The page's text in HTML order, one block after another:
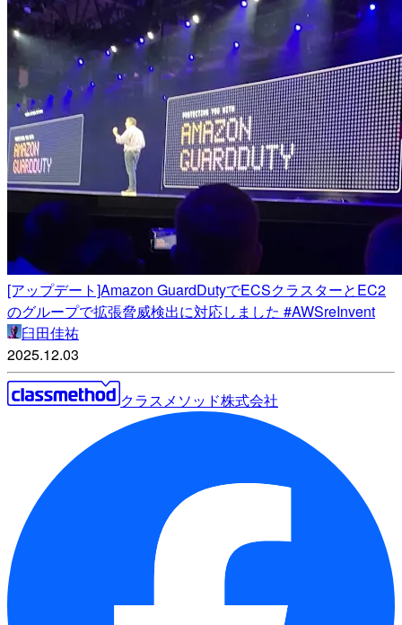
[アップデート]Amazon GuardDutyでECSクラスターとEC2
のグループで拡張脅威検出に対応しました #AWSreInvent
臼田佳祐
2025.12.03
クラスメソッド株式会社